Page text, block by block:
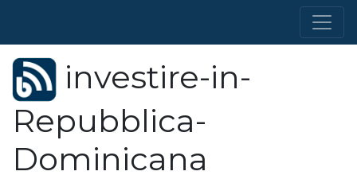
investire-in-
Repubblica-
Dominicana